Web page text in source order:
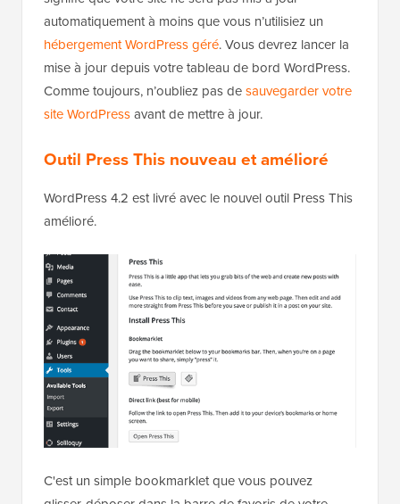
automatiquement à moins que vous n’utilisiez un
hébergement WordPress géré. Vous devrez lancer la
mise à jour depuis votre tableau de bord WordPress.
Comme toujours, n’oubliez pas desauvegarder votre
site WordPressavant de mettre à jour.
Outil Press This nouveau et amélioré
WordPress 4.2 est livré avec le nouvel outil Press This
amélioré.
C'est un simple bookmarklet que vous pouvez